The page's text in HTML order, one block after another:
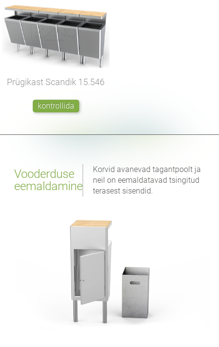
Prügikast Scandik 15.546
kontrollida
Vooderduse
eemaldamine
Korvid avanevad tagantpoolt ja
neil on eemaldatavad tsingitud
terasest sisendid.